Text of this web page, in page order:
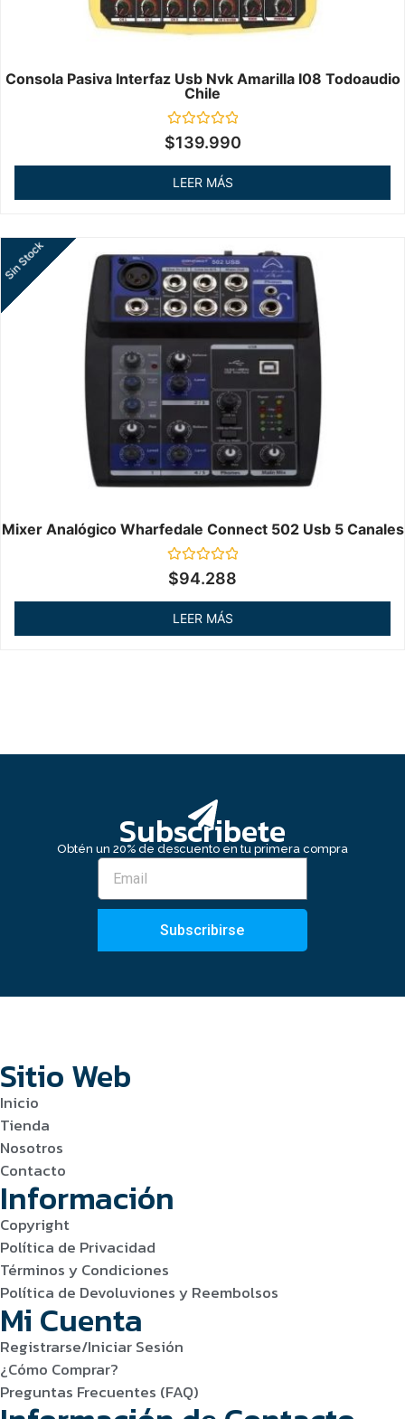
Consola Pasiva Interfaz Usb Nvk Amarilla I08 Todoaudio
Chile
Valorado
en
$139.990
LEER MÁS
Mixer Analógico Wharfedale Connect 502 Usb 5 Canales
Valorado
en
Sin Stock
$94.288
LEER MÁS
Subscribete
Obtén un 20% de descuento en tu primera compra
Subscribirse
Sitio Web
Inicio
Tienda
Nosotros
Contacto
Información
Copyright
Política de Privacidad
Términos y Condiciones
Política de Devoluviones y Reembolsos
Mi Cuenta
Registrarse/Iniciar Sesión
¿Cómo Comprar?
Preguntas Frecuentes (FAQ)